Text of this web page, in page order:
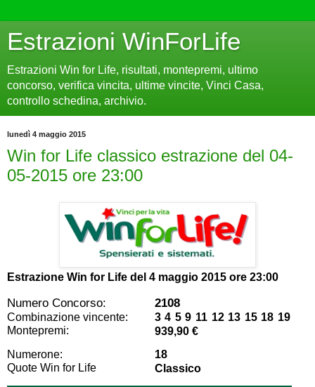
Estrazioni WinForLife
Estrazioni Win for Life, risultati, montepremi, ultimo
concorso, verifica vincita, ultime vincite, Vinci Casa,
controllo schedina, archivio.
lunedì 4 maggio 2015
Win for Life classico estrazione del 04-
05-2015 ore 23:00
Estrazione Win for Life del 4 maggio 2015 ore 23:00
Numero Concorso: 2108
Combinazione vincente:
3 4 5 9 11 12 13 15 18 19
Montepremi:
939,90 €
Numerone:
18
Quote Win for Life
Classico